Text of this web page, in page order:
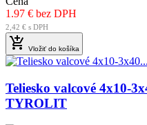
1.97 € bez DPH
2,42 € s DPH
 Vložiť do košíka
Teliesko valcové 4x10-
TYROLIT